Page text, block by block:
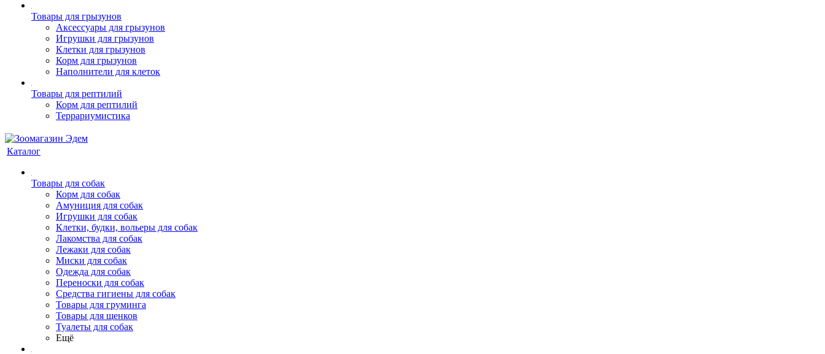
Товары для грызунов
Аксессуары для грызунов
Игрушки для грызунов
Клетки для грызунов
Корм для грызунов
Наполнители для клеток
Товары для рептилий
Корм для рептилий
Террариумистика
Каталог
Товары для собак
Корм для собак
Амуниция для собак
Игрушки для собак
Клетки, будки, вольеры для собак
Лакомства для собак
Лежаки для собак
Миски для собак
Одежда для собак
Переноски для собак
Средства гигиены для собак
Товары для груминга
Товары для щенков
Туалеты для собак
Ещё